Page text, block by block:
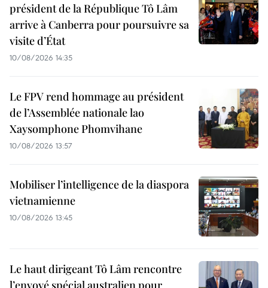
président de la République Tô Lâm
arrive à Canberra pour poursuivre sa
visite d’État
10/08/2026 14:35
Le FPV rend hommage au président
de l’Assemblée nationale lao
Xaysomphone Phomvihane
10/08/2026 13:57
Mobiliser l’intelligence de la diaspora
vietnamienne
10/08/2026 13:45
Le haut dirigeant Tô Lâm rencontre
l’envoyé spécial australien pour